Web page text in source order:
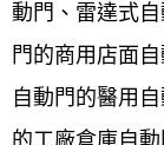
動門、雷達式
門的商用店面
自動門的醫用